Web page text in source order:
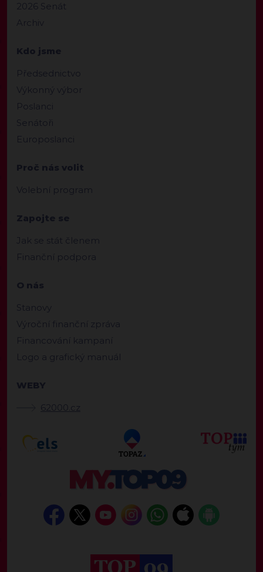
2026 Senát
Archiv
Kdo jsme
Předsednictvo
Výkonný výbor
Poslanci
Senátoři
Europoslanci
Proč nás volit
Volební program
Zapojte se
Jak se stát členem
Finanční podpora
O nás
Stanovy
Výroční finanční zpráva
Financování kampaní
Logo a grafický manuál
WEBY
62000.cz